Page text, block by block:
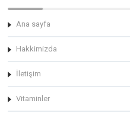
Ana sayfa
Hakkimizda
İletişim
Vitaminler